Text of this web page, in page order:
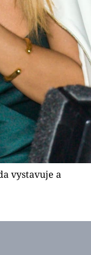
vystavuje a